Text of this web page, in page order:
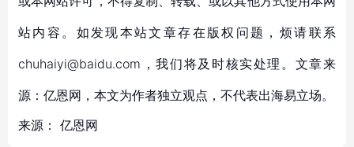
站内容。如发现本站文章存在版权问题，烦请联系
chuhaiyi@baidu.com，我们将及时核实处理。文章来
源：亿恩网，本文为作者独立观点，不代表出海易立场。
来源： 亿恩网